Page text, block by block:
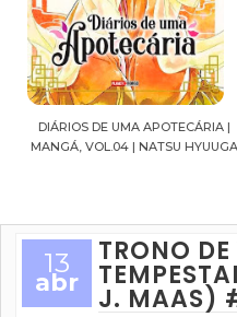
DIÁRIOS DE UMA APOTECÁRIA |
MANGÁ, VOL.04 | NATSU HYUUGA
13
abr
TRONO
J. MAAS)